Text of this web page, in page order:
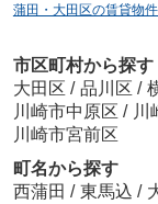
蒲田・大田区の賃貸物
市区町村から探す
大田区 / 品川区 /
川崎市中原区 / 川
川崎市宮前区
町名から探す
西蒲田 / 東馬込 /